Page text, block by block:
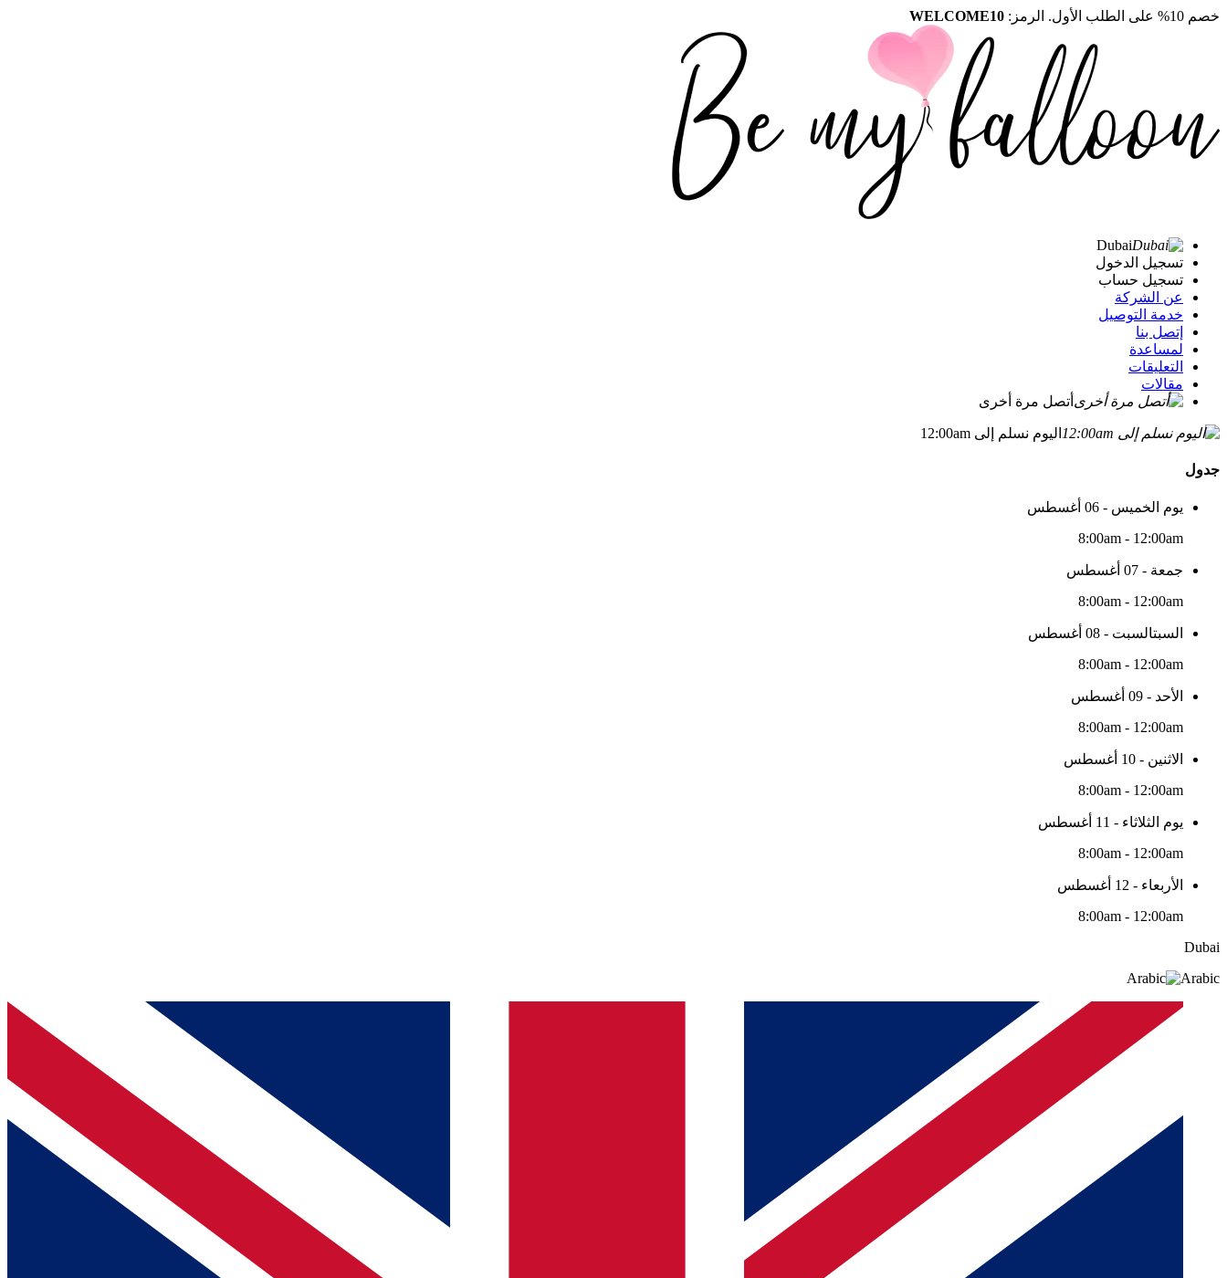
خصم 10% على الطلب الأول. الرمز: WELCOME10
Dubai
تسجيل الدخول
تسجيل حساب
عن الشركة
خدمة التوصيل
إتصل بنا
لمساعدة
التعليقات
مقالات
أتصل مرة أخرى
اليوم نسلم إلى 12:00am
جدول
يوم الخميس - 06 أغسطس
8:00am - 12:00am
جمعة - 07 أغسطس
8:00am - 12:00am
السبتالسبت - 08 أغسطس
8:00am - 12:00am
الأحد - 09 أغسطس
8:00am - 12:00am
الاثنين - 10 أغسطس
8:00am - 12:00am
يوم الثلاثاء - 11 أغسطس
8:00am - 12:00am
الأربعاء - 12 أغسطس
8:00am - 12:00am
Dubai
Arabic